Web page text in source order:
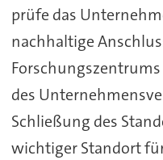
prüfe das
nachhaltige
des
Schließung des
wichtiger Standort